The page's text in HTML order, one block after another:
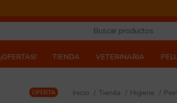
¡OFERTAS! TIENDA VETERINARIA
OFERTA Inicio Tienda Higiene